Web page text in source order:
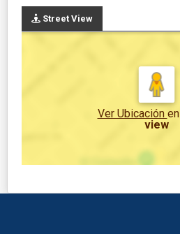
Street View
Ver Ubicación en
view